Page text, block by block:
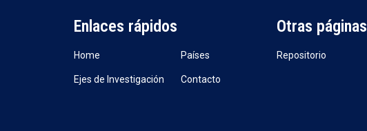
Enlaces rápidos
Home
Ejes de Investigación
Países
Contacto
Otras páginas
Repositorio